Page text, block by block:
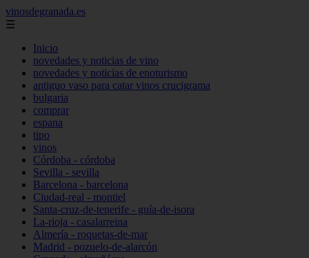
vinosdegranada.es
☰
Inicio
novedades y noticias de vino
novedades y noticias de enoturismo
antiguo vaso para catar vinos crucigrama
bulgaria
comprar
espana
tipo
vinos
Córdoba - córdoba
Sevilla - sevilla
Barcelona - barcelona
Ciudad-real - montiel
Santa-cruz-de-tenerife - guía-de-isora
La-rioja - casalarreina
Almería - roquetas-de-mar
Madrid - pozuelo-de-alarcón